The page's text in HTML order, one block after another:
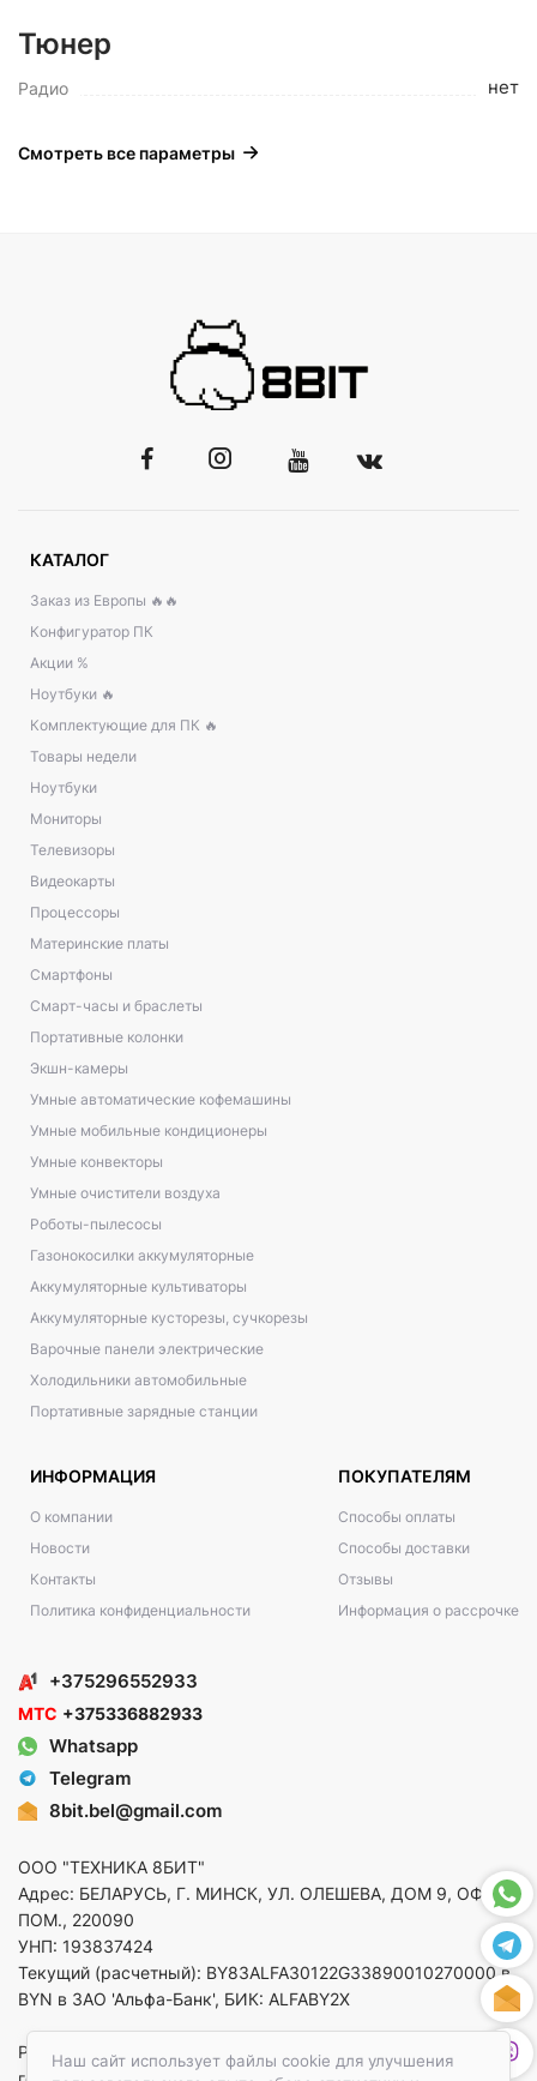
Наш сайт использует файлы cookie для улучшения
Тюнер
Радио нет
Смотреть все параметры
КАТАЛОГ
Заказ из Европы 🔥🔥
Конфигуратор ПК
Акции %
Ноутбуки 🔥
Комплектующие для ПК 🔥
Товары недели
Ноутбуки
Мониторы
Телевизоры
Видеокарты
Процессоры
Материнские платы
Смартфоны
Смарт-часы и браслеты
Портативные колонки
Экшн-камеры
Умные автоматические кофемашины
Умные мобильные кондиционеры
Умные конвекторы
Умные очистители воздуха
Роботы-пылесосы
Газонокосилки аккумуляторные
Аккумуляторные культиваторы
Аккумуляторные кусторезы, сучкорезы
Варочные панели электрические
Холодильники автомобильные
Портативные зарядные станции
ИНФОРМАЦИЯ
О компании
Новости
Контакты
Политика конфиденциальности
ПОКУПАТЕЛЯМ
Способы оплаты
Способы доставки
Отзывы
Информация о рассрочке
+375296552933
МТС +375336882933
Whatsapp
Telegram
8bit.bel@gmail.com
ООО "ТЕХНИКА 8БИТ"
Адрес: БЕЛАРУСЬ, Г. МИНСК, УЛ. ОЛЕШЕВА, ДОМ 9, ОФ. 5,
ПОМ., 220090
УНП: 193837424
Текущий (расчетный): BY83ALFA30122G33890010270000 в
BYN в ЗАО 'Альфа-Банк', БИК: ALFABY2X
Регистрация в торговом реестре от 14.08.2025 Минский